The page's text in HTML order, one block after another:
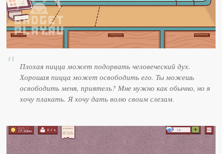
Плохая пицца может подорвать человеческий дух.
Хорошая пицца может освободить его. Ты можешь
освободить меня, приятель? Мне нужно как обычно, но я
хочу плакать. Я хочу дать волю своим слезам.